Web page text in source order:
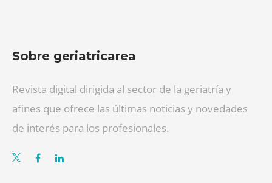
Sobre geriatricarea
Revista digital dirigida al sector de la geriatría y
afines que ofrece las últimas noticias y novedades
de interés para los profesionales.